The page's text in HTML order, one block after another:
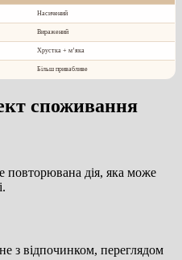
Насичений
Виражений
Хрустка + м’яка
Більш привабливе
споживання
дія, яка може
з відпочинком, переглядом